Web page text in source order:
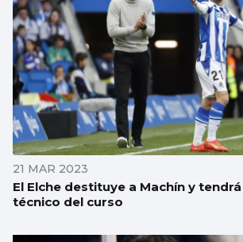
21 MAR 2023
El Elche destituye a Machín y
técnico del curso